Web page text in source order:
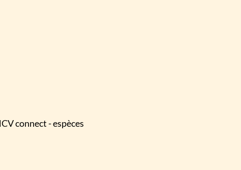
connect - espèces